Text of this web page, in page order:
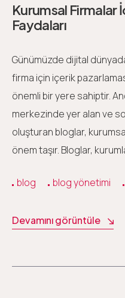
Kurumsal Firmalar
Faydaları
Günümüzde dijital
firma için içerik
önemli bir yere sahiptir.
merkezinde yer alan ve
oluşturan bloglar,
önem taşır. Bloglar,
blog blog yönetimi
Devamını görüntüle